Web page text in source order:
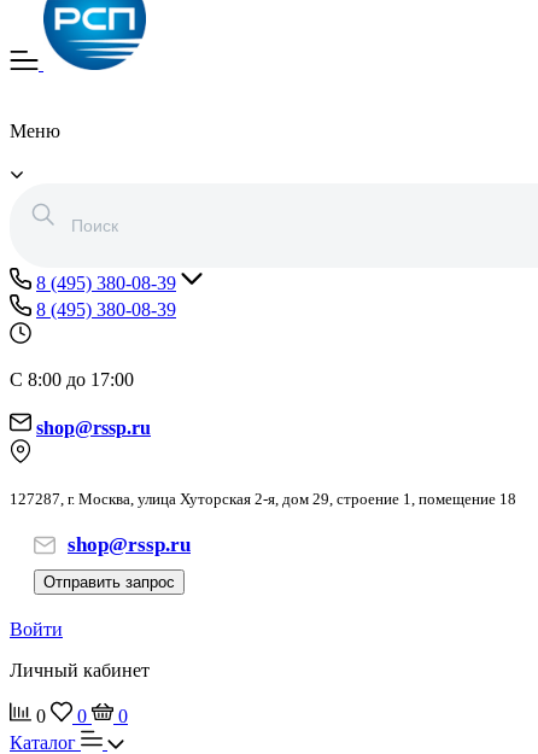
Меню
8 (495) 380-08-39
8 (495) 380-08-39
С 8:00 до 17:00
shop@rssp.ru
127287, г. Москва, улица Хуторская 2-я, дом 29, строение 1, помещение 18
shop@rssp.ru
Отправить запрос
Войти
Личный кабинет
0 0
0
Каталог